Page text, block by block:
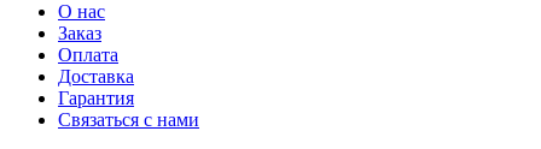
О нас
Заказ
Оплата
Доставка
Гарантия
Связаться с нами